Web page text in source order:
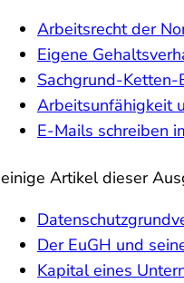
Arbeitsrecht der
Eigene
Sachgrund-Ketten-
Arbeitsunfähigkeit
E-Mails schreiben
einige Artikel dieser
Der EuGH und
Kapital eines